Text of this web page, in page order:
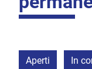
Aperti In